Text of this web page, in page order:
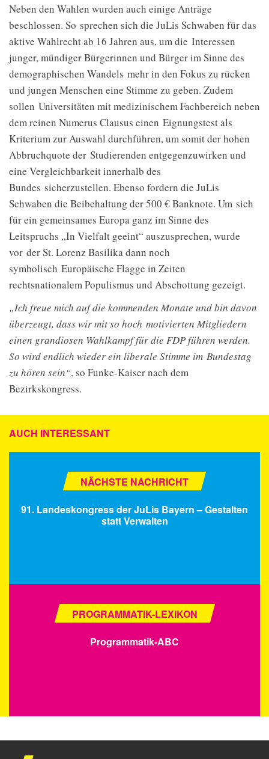
Neben den Wahlen wurden auch einige Anträge
beschlossen. So sprechen sich die JuLis Schwaben für das
aktive Wahlrecht ab 16 Jahren aus, um die Interessen
junger, mündiger Bürgerinnen und Bürger im Sinne des
demographischen Wandels mehr in den Fokus zu rücken
und jungen Menschen eine Stimme zu geben. Zudem
sollen Universitäten mit medizinischem Fachbereich neben
dem reinen Numerus Clausus einen Eignungstest als
Kriterium zur Auswahl durchführen, um somit der hohen
Abbruchquote der Studierenden entgegenzuwirken und
eine Vergleichbarkeit innerhalb des
Bundes sicherzustellen. Ebenso fordern die JuLis
Schwaben die Beibehaltung der 500 € Banknote. Um sich
für ein gemeinsames Europa ganz im Sinne des
Leitspruchs „In Vielfalt geeint“ auszusprechen, wurde
vor der St. Lorenz Basilika dann noch
symbolisch Europäische Flagge in Zeiten
rechtsnationalem Populismus und Abschottung gezeigt.
„Ich freue mich auf die kommenden Monate und bin davon
überzeugt, dass wir mit so hoch motivierten Mitgliedern
einen grandiosen Wahlkampf für die FDP führen werden.
So wird endlich wieder ein liberale Stimme im Bundestag
zu hören sein“, so Funke-Kaiser nach dem
Bezirkskongress.
AUCH INTERESSANT
NÄCHSTE NACHRICHT
91. Landeskongress der JuLis Bayern – Gestalten
statt Verwalten
PROGRAMMATIK-LEXIKON
Programmatik-ABC